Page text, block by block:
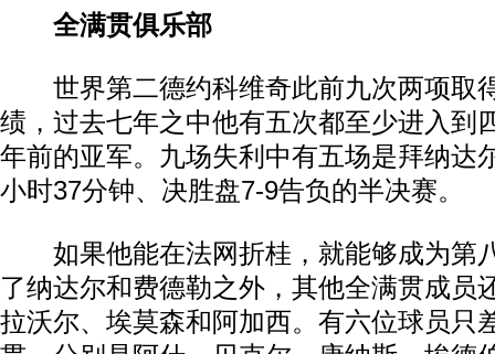
全满贯俱乐部
世界第二德约科维奇此前九次两项取
绩，过去七年之中他有五次都至少进入到
年前的亚军。九场失利中有五场是拜纳达
小时37分钟、决胜盘7-9告负的半决赛。
如果他能在法网折桂，就能够成为第
了纳达尔和费德勒之外，其他全满贯成员
拉沃尔、埃莫森和阿加西。有六位球员只